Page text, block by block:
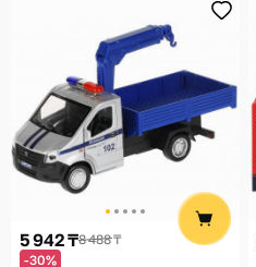
5 942 ₸8 488 ₸
-30%